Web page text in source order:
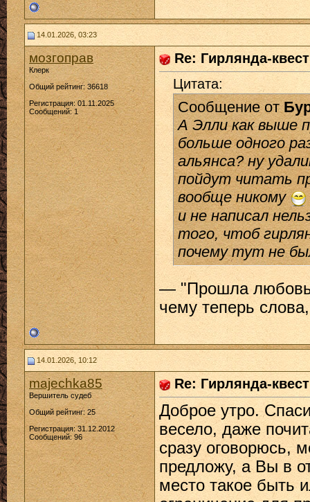
14.01.2026, 03:23
мозгоправ
Клерк
Общий рейтинг: 36618
Регистрация: 01.11.2025
Сообщений: 1
Re: Гирлянда-
Цитата:
Сообщение от
А Элли как выше
больше одного
альянса? ну
пойдут читать
вообще никому
и не написал
того, чтоб
почему тут не
— "Прошла
чему теперь
14.01.2026, 10:12
majechka85
Вершитель судеб
Общий рейтинг: 25
Регистрация: 31.12.2012
Сообщений: 96
Re: Гирлянда-
Доброе утро.
весело, даже
сразу оговорюсь,
предложу, а Вы в
место такое быть